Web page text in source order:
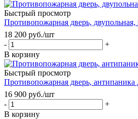
Быстрый просмотр
Противопожарная дверь,
18 200 руб./шт
-
+
В корзину
Быстрый просмотр
Противопожарная дверь,
16 900 руб./шт
-
+
В корзину